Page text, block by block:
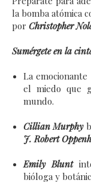
la bomba atómica
por Christopher
Sumérgete en la
La
el miedo que
mundo.
Cillian Murphy
J. Robert
Emily Blunt
bióloga y